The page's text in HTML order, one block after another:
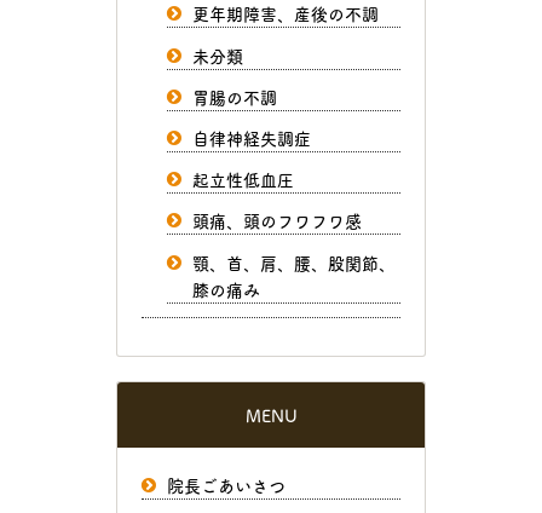
更年期障害、産後の不調
未分類
胃腸の不調
自律神経失調症
起立性低血圧
頭痛、頭のフワフワ感
顎、首、肩、腰、股関節、
膝の痛み
MENU
院長ごあいさつ